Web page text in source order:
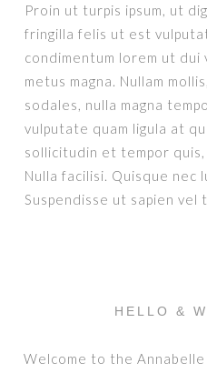
Proin ut turpis ipsum, ut
fringilla felis ut est
condimentum lorem ut dui
metus magna. Nullam
sodales, nulla magna
vulputate quam ligula at
sollicitudin et tempor quis,
Nulla facilisi. Quisque nec
Suspendisse ut sapien vel
HELLO &
Welcome to the